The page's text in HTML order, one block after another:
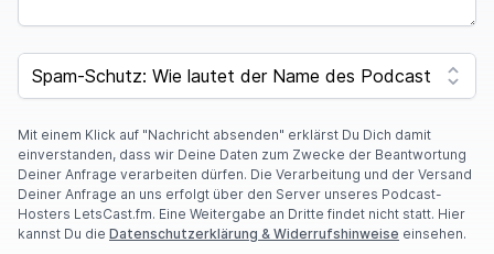
SPAM CAPTCHA
Mit einem Klick auf "Nachricht absenden" erklärst Du Dich damit
einverstanden, dass wir Deine Daten zum Zwecke der Beantwortung
Deiner Anfrage verarbeiten dürfen. Die Verarbeitung und der Versand
Deiner Anfrage an uns erfolgt über den Server unseres Podcast-
Hosters LetsCast.fm. Eine Weitergabe an Dritte findet nicht statt. Hier
kannst Du die Datenschutzerklärung & Widerrufshinweise einsehen.